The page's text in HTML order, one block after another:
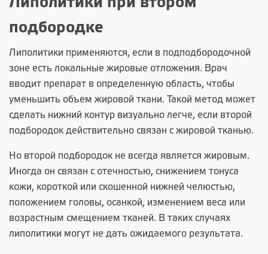
Липолитики при втором
подбородке
Липолитики применяются, если в подподбородочной
зоне есть локальные жировые отложения. Врач
вводит препарат в определенную область, чтобы
уменьшить объем жировой ткани. Такой метод может
сделать нижний контур визуально легче, если второй
подбородок действительно связан с жировой тканью.
Но второй подбородок не всегда является жировым.
Иногда он связан с отечностью, снижением тонуса
кожи, короткой или скошенной нижней челюстью,
положением головы, осанкой, изменением веса или
возрастным смещением тканей. В таких случаях
липолитики могут не дать ожидаемого результата.